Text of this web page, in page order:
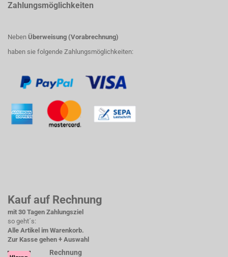
Zahlungsmöglichkeiten
Neben Überweisung (Vorabrechnung)
haben sie folgende Zahlungsmöglichkeiten:
Kauf auf Rechnung
mit 30 Tagen Zahlungsziel
so geht´s:
Alle Artikel im Warenkorb.
Zur Kasse gehen + Auswahl
Rechnung